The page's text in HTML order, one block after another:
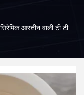
सिरेमिक आस्तीन वाली टी टी